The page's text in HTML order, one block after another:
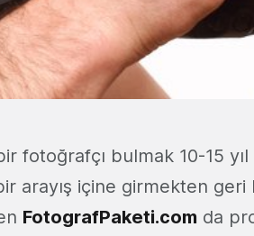
fotoğrafçı bulmak 10-15
arayış içine girmekten geri
FotografPaketi.com da